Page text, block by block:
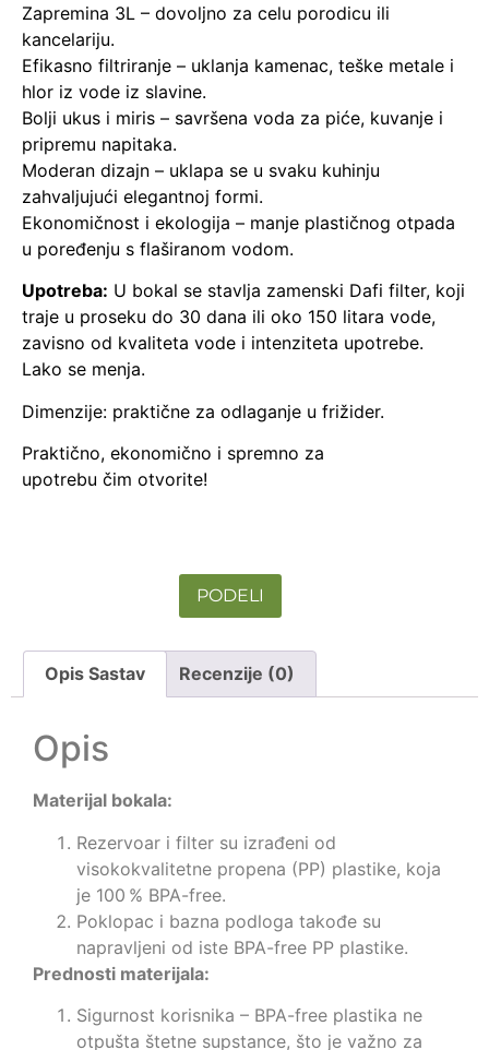
Zapremina 3L – dovoljno za celu porodicu ili
kancelariju.
Efikasno filtriranje – uklanja kamenac, teške metale i
hlor iz vode iz slavine.
Bolji ukus i miris – savršena voda za piće, kuvanje i
pripremu napitaka.
Moderan dizajn – uklapa se u svaku kuhinju
zahvaljujući elegantnoj formi.
Ekonomičnost i ekologija – manje plastičnog otpada
u poređenju s flaširanom vodom.
Upotreba: U bokal se stavlja zamenski Dafi filter, koji
traje u proseku do 30 dana ili oko 150 litara vode,
zavisno od kvaliteta vode i intenziteta upotrebe.
Lako se menja.
Dimenzije: praktične za odlaganje u frižider.
Praktično, ekonomično i spremno za
upotrebu čim otvorite!
PODELI
Opis Sastav Recenzije (0)
Opis
Materijal bokala:
Rezervoar i filter su izrađeni od
visokokvalitetne propena (PP) plastike, koja
je 100 % BPA-free.
Poklopac i bazna podloga takođe su
napravljeni od iste BPA-free PP plastike.
Prednosti materijala:
Sigurnost korisnika – BPA-free plastika ne
otpušta štetne supstance, što je važno za